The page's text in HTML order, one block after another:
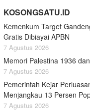
KOSONGSATU.ID
Kemenkum Target
Gratis Dibiayai APBN
7 Agustus 2026
Memori Palestina 1936
7 Agustus 2026
Pemerintah Kejar
Menjangkau 13 Persen
7 Agustus 2026